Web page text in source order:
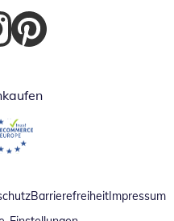
Fenster
in neuem Fenster
Öffnet in neuem Fenster
neuem Fenster
in neuem Fenster
BarrierefreiheitImpressum